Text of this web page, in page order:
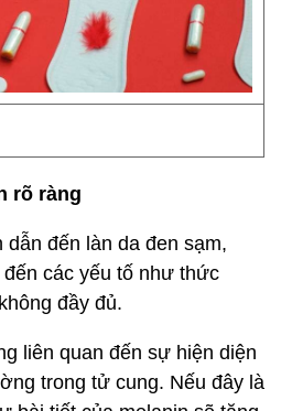
rõ ràng
dẫn đến làn da đen sạm,
các yếu tố như thức
đầy đủ.
liên quan đến sự hiện diện
trong tử cung. Nếu đây là